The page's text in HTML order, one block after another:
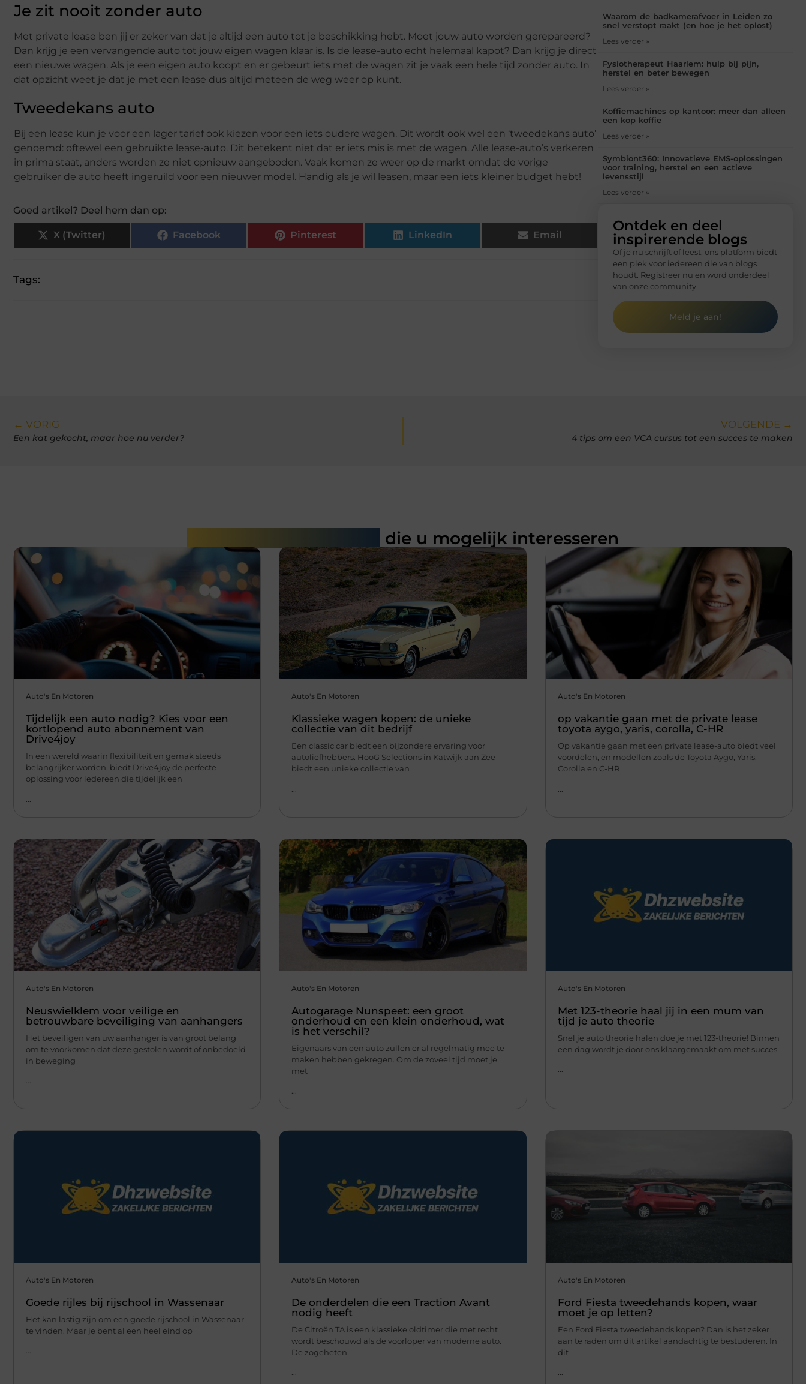
Je zit nooit zonder auto
Met private lease ben jij er zeker van dat je altijd een auto tot je beschikking hebt. Moet jouw auto worden gerepareerd?
Dan krijg je een vervangende auto tot jouw eigen wagen klaar is. Is de lease-auto echt helemaal kapot? Dan krijg je direct
een nieuwe wagen. Als je een eigen auto koopt en er gebeurt iets met de wagen zit je vaak een hele tijd zonder auto. In
dat opzicht weet je dat je met een lease dus altijd meteen de weg weer op kunt.
Tweedekans auto
Bij een lease kun je voor een lager tarief ook kiezen voor een iets oudere wagen. Dit wordt ook wel een ‘tweedekans auto’
genoemd: oftewel een gebruikte lease-auto. Dit betekent niet dat er iets mis is met de wagen. Alle lease-auto’s verkeren
in prima staat, anders worden ze niet opnieuw aangeboden. Vaak komen ze weer op de markt omdat de vorige
gebruiker de auto heeft ingeruild voor een nieuwer model. Handig als je wil leasen, maar een iets kleiner budget hebt!
Goed artikel? Deel hem dan op:
X (Twitter) Facebook Pinterest LinkedIn Email
Tags:
Waarom de badkamerafvoer in Leiden zo
snel verstopt raakt (en hoe je het oplost)
Lees verder »
Fysiotherapeut Haarlem: hulp bij pijn,
herstel en beter bewegen
Lees verder »
Koffiemachines op kantoor: meer dan alleen
een kop koffie
Lees verder »
Symbiont360: Innovatieve EMS-oplossingen
voor training, herstel en een actieve
levensstijl
Lees verder »
Ontdek en deel
inspirerende blogs
Of je nu schrijft of leest, ons platform biedt
een plek voor iedereen die van blogs
houdt. Registreer nu en word onderdeel
van onze community.
Meld je aan!
← VORIG
Een kat gekocht, maar hoe nu verder?
VOLGENDE →
4 tips om een VCA cursus tot een succes te maken
die u mogelijk interesseren
Auto's En Motoren
Tijdelijk een auto nodig? Kies voor een
kortlopend auto abonnement van
Drive4joy
In een wereld waarin flexibiliteit en gemak steeds
belangrijker worden, biedt Drive4joy de perfecte
oplossing voor iedereen die tijdelijk een
Auto's En Motoren
Klassieke wagen kopen: de unieke
collectie van dit bedrijf
Een classic car biedt een bijzondere ervaring voor
autoliefhebbers. HooG Selections in Katwijk aan Zee
biedt een unieke collectie van
Auto's En Motoren
op vakantie gaan met de private lease
toyota aygo, yaris, corolla, C-HR
Op vakantie gaan met een private lease-auto biedt veel
voordelen, en modellen zoals de Toyota Aygo, Yaris,
Corolla en C-HR
Auto's En Motoren
Neuswielklem voor veilige en
betrouwbare beveiliging van aanhangers
Het beveiligen van uw aanhanger is van groot belang
om te voorkomen dat deze gestolen wordt of onbedoeld
in beweging
Auto's En Motoren
Autogarage Nunspeet: een groot
onderhoud en een klein onderhoud, wat
is het verschil?
Eigenaars van een auto zullen er al regelmatig mee te
maken hebben gekregen. Om de zoveel tijd moet je
met
Auto's En Motoren
Met 123-theorie haal jij in een mum van
tijd je auto theorie
Snel je auto theorie halen doe je met 123-theorie! Binnen
een dag wordt je door ons klaargemaakt om met succes
Auto's En Motoren
Goede rijles bij rijschool in Wassenaar
Het kan lastig zijn om een goede rijschool in Wassenaar
te vinden. Maar je bent al een heel eind op
...
Auto's En Motoren
De onderdelen die een Traction Avant
nodig heeft
De Citroën TA is een klassieke oldtimer die met recht
wordt beschouwd als de voorloper van moderne auto.
De zogeheten
...
Auto's En Motoren
Ford Fiesta tweedehands kopen, waar
moet je op letten?
Een Ford Fiesta tweedehands kopen? Dan is het zeker
aan te raden om dit artikel aandachtig te bestuderen. In
dit
...